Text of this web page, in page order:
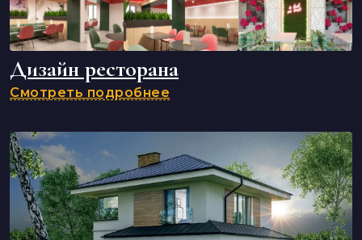
Дизайн ресторана
Смотреть подробнее